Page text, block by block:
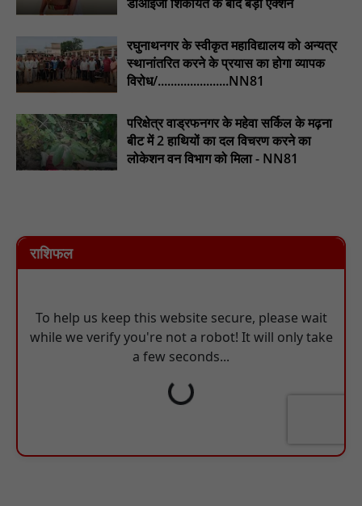
रघुनाथनगर के स्वीकृत महाविद्यालय को अन्यत्र
स्थानांतरित करने के प्रयास का होगा व्यापक
विरोध/......................NN81
परिक्षेत्र वाड्रफनगर के महेवा सर्किल के मढ़ना
बीट में 2 हाथियों का दल विचरण करने का
लोकेशन वन विभाग को मिला - NN81
राशिफल